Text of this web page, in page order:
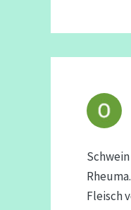
Fleisch